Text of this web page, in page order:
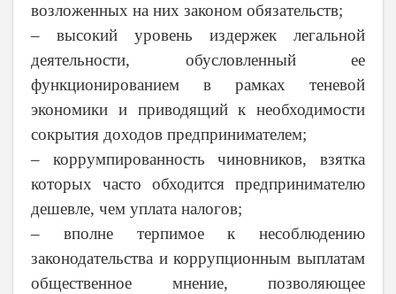
возложенных на них законом обязательств;
– высокий уровень издержек легальной
деятельности, обусловленный ее
функционированием в рамках теневой
экономики и приводящий к необходимости
сокрытия доходов предпринимателем;
– коррумпированность чиновников, взятка
которых часто обходится предпринимателю
дешевле, чем уплата налогов;
– вполне терпимое к несоблюдению
законодательства и коррупционным выплатам
общественное мнение, позволяющее